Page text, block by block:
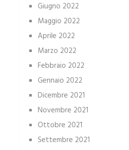
Giugno 2022
Maggio 2022
Aprile 2022
Marzo 2022
Febbraio 2022
Gennaio 2022
Dicembre 2021
Novembre 2021
Ottobre 2021
Settembre 2021